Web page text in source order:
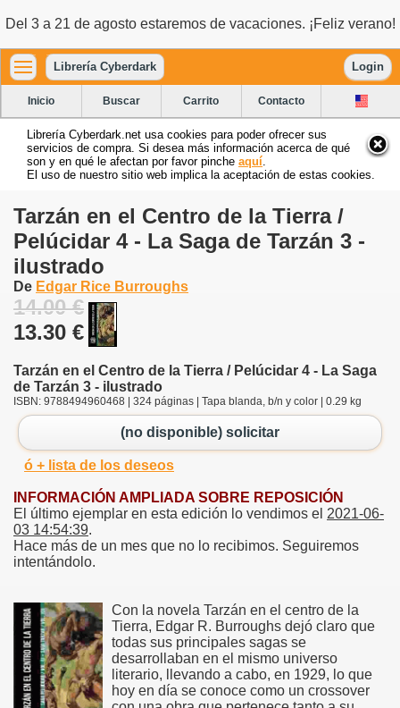
Del 3 a 21 de agosto estaremos de vacaciones. ¡Feliz verano!
Librería Cyberdark Login
Inicio Buscar Carrito Contacto
Librería Cyberdark.net usa cookies para poder ofrecer sus
servicios de compra. Si desea más información acerca de qué
son y en qué le afectan por favor pinche aquí
El uso de nuestro sitio web implica la aceptación de estas cookies.
Tarzán en el Centro de la Tierra /
Pelúcidar 4 - La Saga de Tarzán 3 -
ilustrado
De Edgar Rice Burroughs
14.00 €
13.30 €
Tarzán en el Centro de la Tierra / Pelúcidar 4 - La Saga
de Tarzán 3 - ilustrado
ISBN: 9788494960468 | 324 páginas | Tapa blanda, b/n y color | 0.29 kg
(no disponible) solicitar
ó + lista de los deseos
INFORMACIÓN AMPLIADA SOBRE REPOSICIÓN
El último ejemplar en esta edición lo vendimos el 2021-06-
03 14:54:39.
Hace más de un mes que no lo recibimos. Seguiremos
intentándolo.
Con la novela Tarzán en el centro de la
Tierra, Edgar R. Burroughs dejó claro que
todas sus principales sagas se
desarrollaban en el mismo universo
literario, llevando a cabo, en 1929, lo que
hoy en día se conoce como un crossover